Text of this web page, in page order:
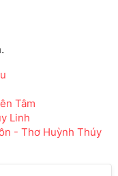
Tâm
Linh
- Thơ Huỳnh Thúy